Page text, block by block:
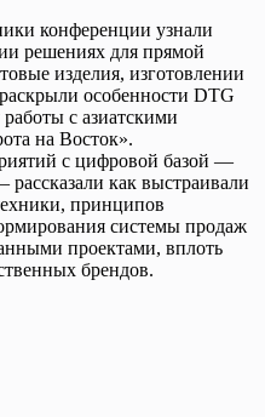
конференции узнали
решениях для прямой
изделия, изготовлении
особенности DTG
с азиатскими
на Восток».
с цифровой базой —
как выстраивали
принципов
системы продаж
проектами, вплоть
брендов.